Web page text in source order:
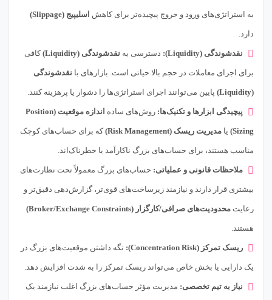
به استراتژی‌های ورود و خروج پیچیده‌تر برای کاهش اسلیپیج (Slippage)
دارد.
نقدشوندگی (Liquidity): دسترسی به نقدشوندگی (Liquidity) کافی
برای اجرای معاملات در حجم بالا حیاتی است. بازارهای با نقدشوندگی
(Liquidity) پایین می‌توانند اجرای استراتژی‌ها را دشوار یا پرهزینه کنند.
پیچیدگی ابزارها و تکنیک‌ها: روش‌های ساده اندازه موقعیت (Position
Sizing) یا مدیریت ریسک (Risk Management) که برای حساب‌های کوچک
مناسب هستند، برای حساب‌های بزرگ ناکارآمد یا خطرناک‌اند.
ملاحظات قانونی و عملیاتی: حساب‌های بزرگ معمولاً تحت نظارت‌های
بیشتری قرار دارند و نیازمند زیرساخت‌های قوی‌تر، گزارش‌دهی دقیق‌تر و
رعایت محدودیت‌های صرافی/کارگزار (Broker/Exchange Constraints)
هستند.
ریسک تمرکز (Concentration Risk): نگه داشتن موقعیت‌های بزرگ در
یک دارایی یا بخش خاص می‌تواند ریسک تمرکز را به شدت افزایش دهد.
نیاز به تیم تخصصی: مدیریت مؤثر حساب‌های بزرگ اغلب نیازمند یک